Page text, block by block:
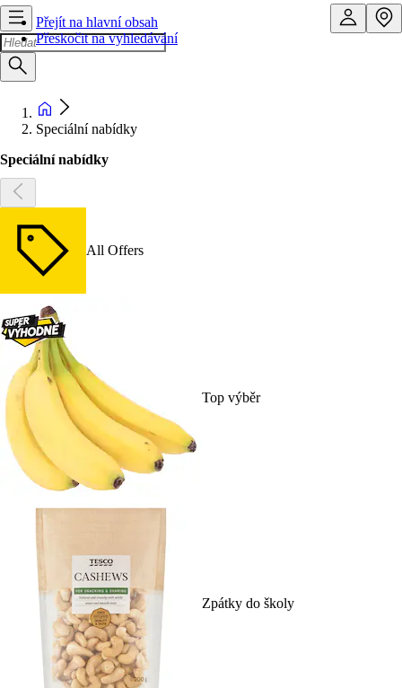
Přejít na hlavní obsah
Přeskočit na vyhledávání
Speciální nabídky
Speciální nabídky
All Offers
Top výběr
Zpátky do školy